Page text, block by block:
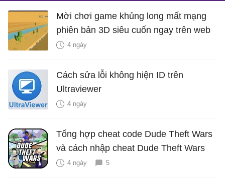
Mời chơi game khủng long mất mạng
phiên bản 3D siêu cuốn ngay trên web
4 ngày
Cách sửa lỗi không hiện ID trên
Ultraviewer
4 ngày
Tổng hợp cheat code Dude Theft Wars
và cách nhập cheat Dude Theft Wars
4 ngày 5